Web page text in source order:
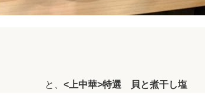
と、 <上中華>特選 貝と煮干し塩